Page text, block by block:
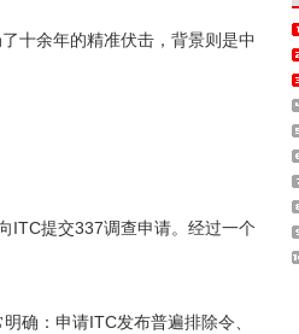
十余年的精准伏击，背景则是中
ITC提交337调查申请。经过一个
确：申请ITC发布普遍排除令、